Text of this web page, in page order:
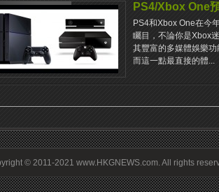
PS4/Xbox One
PS4和Xbox One在今
矚目，不論你是Xbox
其豐富的多媒體娛樂
而這一點最直接的體...
© 2011-2021 www.HKGNEWS.com. All rights